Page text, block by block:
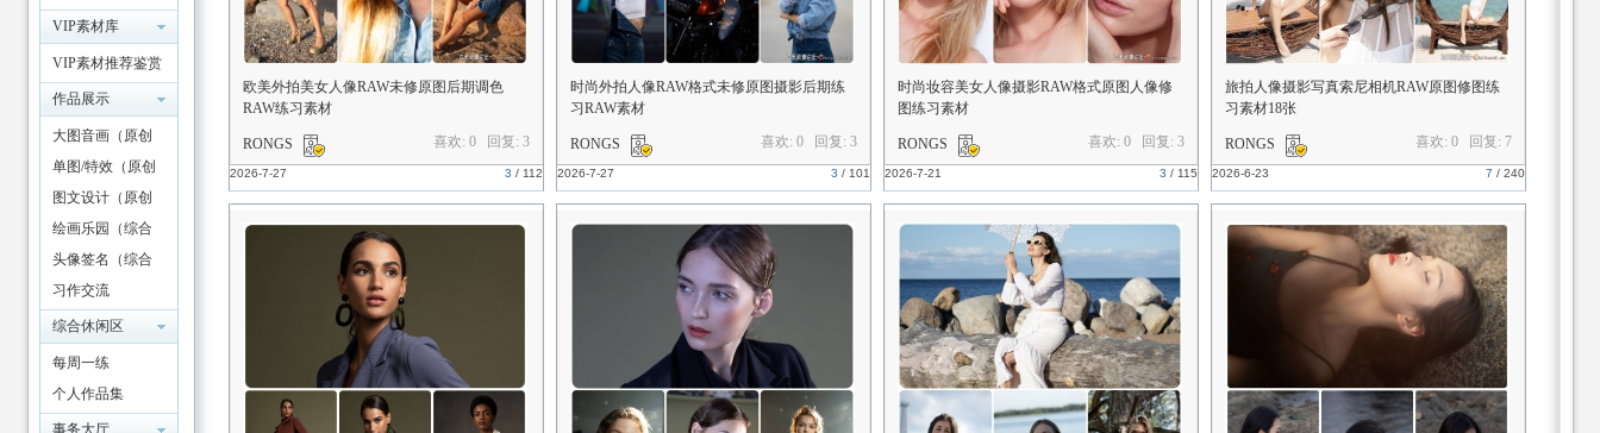
VIP素材库
VIP素材推荐鉴赏
作品展示
大图音画（原创
版）
单图/特效（原创
版）
图文设计（原创
版）
绘画乐园（综合
版）
头像签名（综合
版）
习作交流
综合休闲区
每周一练
个人作品集
事务大厅
欧美外拍美女人像RAW未修原图后期调色
RAW练习素材
喜欢: 0 回复:3
RONGS
3 / 112
2026-7-27
时尚外拍人像RAW格式未修原图摄影后期练
习RAW素材
喜欢: 0 回复:3
RONGS
3 / 101
2026-7-27
时尚妆容美女人像摄影RAW格式原图人像修
图练习素材
喜欢: 0 回复:3
RONGS
3 / 115
2026-7-21
旅拍人像摄影写真索尼相机RAW原图修图练
习素材18张
喜欢: 0 回复: 7
RONGS
7 /240
2026-6-23